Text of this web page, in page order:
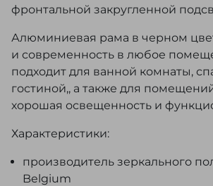
фронтальной закругленной
Алюминиевая рама в черном
и современность в любое
подходит для ванной комнаты,
гостиной,, а также для
хорошая освещенность и
Характеристики:
производитель зеркального
Belgium